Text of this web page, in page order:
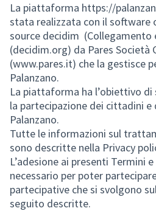
La piattaforma https://
stata realizzata con il software
source decidim (Collegamento
(decidim.org) da Pares Società
(www.pares.it) che la gestisce
Palanzano.
La piattaforma ha l’obiettivo
la partecipazione dei cittadini
Palanzano.
Tutte le informazioni sul
sono descritte nella Privacy
L’adesione ai presenti Termini
necessario per poter
partecipative che si svolgono
seguito descritte.